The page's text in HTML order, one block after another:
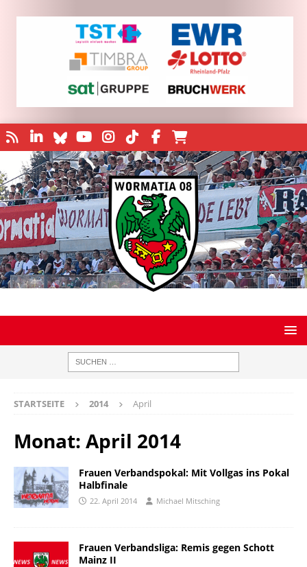
STARTSEITE 2014 April
Monat: April 2014
Frauen Verbandspokal: Mit Vollgas ins Pokal
Halbfinale
22. April 2014 Michael Mitsching
Frauen Verbandsliga: Remis gegen Schott
Mainz II